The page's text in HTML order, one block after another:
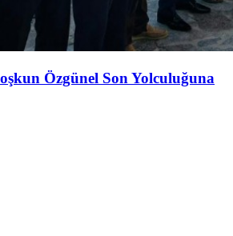
Özgünel Son Yolculuğuna